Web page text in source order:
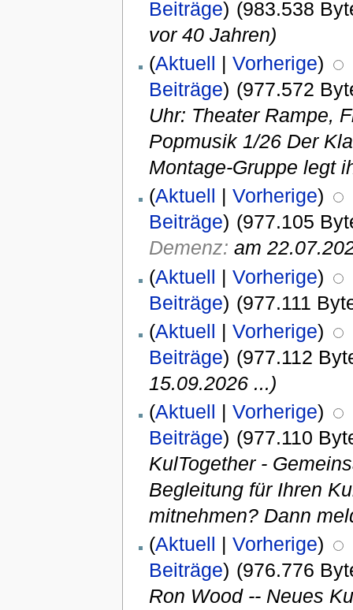
Beiträge) (983.538
vor 40 Jahren)
(Aktuell | Vorherige)
Beiträge) (977.572
Uhr: Theater Rampe,
Popmusik 1/26 Der
Montage-Gruppe legt
(Aktuell | Vorherige)
Beiträge) (977.105
Demenz: am
(Aktuell | Vorherige)
Beiträge) (977.111
(Aktuell | Vorherige)
Beiträge) (977.112
15.09.2026 ...)
(Aktuell | Vorherige)
Beiträge) (977.110
KulTogether -
Begleitung für Ihren
mitnehmen? Dann
(Aktuell | Vorherige)
Beiträge) (976.776
Ron Wood -- Neues